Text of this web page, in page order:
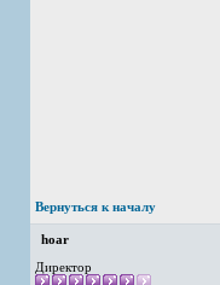
Вернуться к началу
hoar
Директор